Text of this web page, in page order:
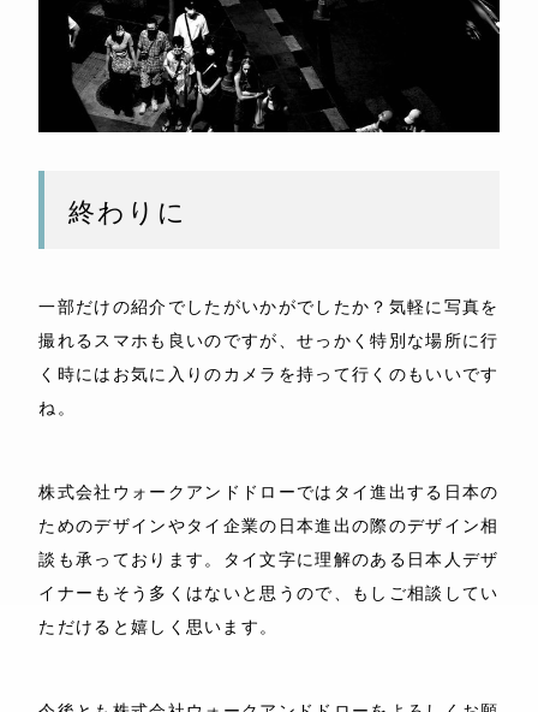
終わりに
一部だけの紹介でしたがいかがでしたか？気軽に写真を
撮れるスマホも良いのですが、せっかく特別な場所に行
く時にはお気に入りのカメラを持って行くのもいいです
ね。
株式会社ウォークアンドドローではタイ進出する日本の
ためのデザインやタイ企業の日本進出の際のデザイン相
談も承っております。タイ文字に理解のある日本人デザ
イナーもそう多くはないと思うので、もしご相談してい
ただけると嬉しく思います。